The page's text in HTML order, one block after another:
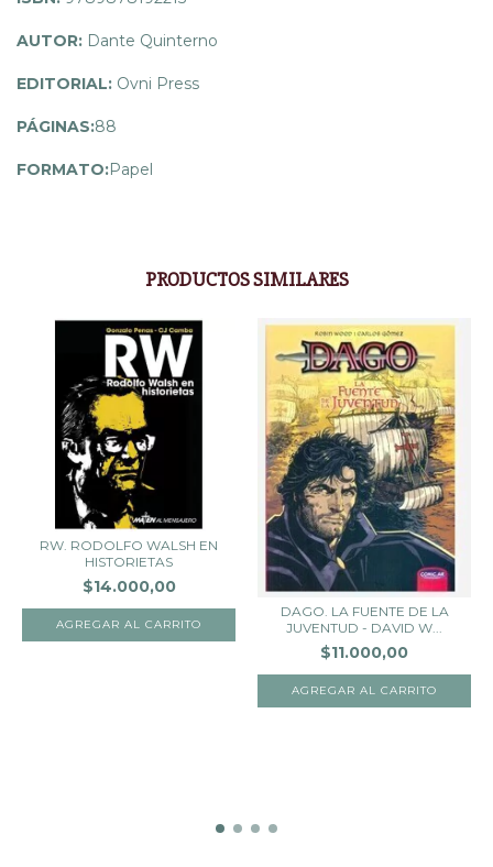
AUTOR: Dante Quinterno
EDITORIAL: Ovni Press
PÁGINAS:88
FORMATO:Papel
PRODUCTOS SIMILARES
RW. RODOLFO WALSH EN
HISTORIETAS
$14.000,00
DAGO. LA FUENTE DE LA
JUVENTUD - DAVID W...
$11.000,00